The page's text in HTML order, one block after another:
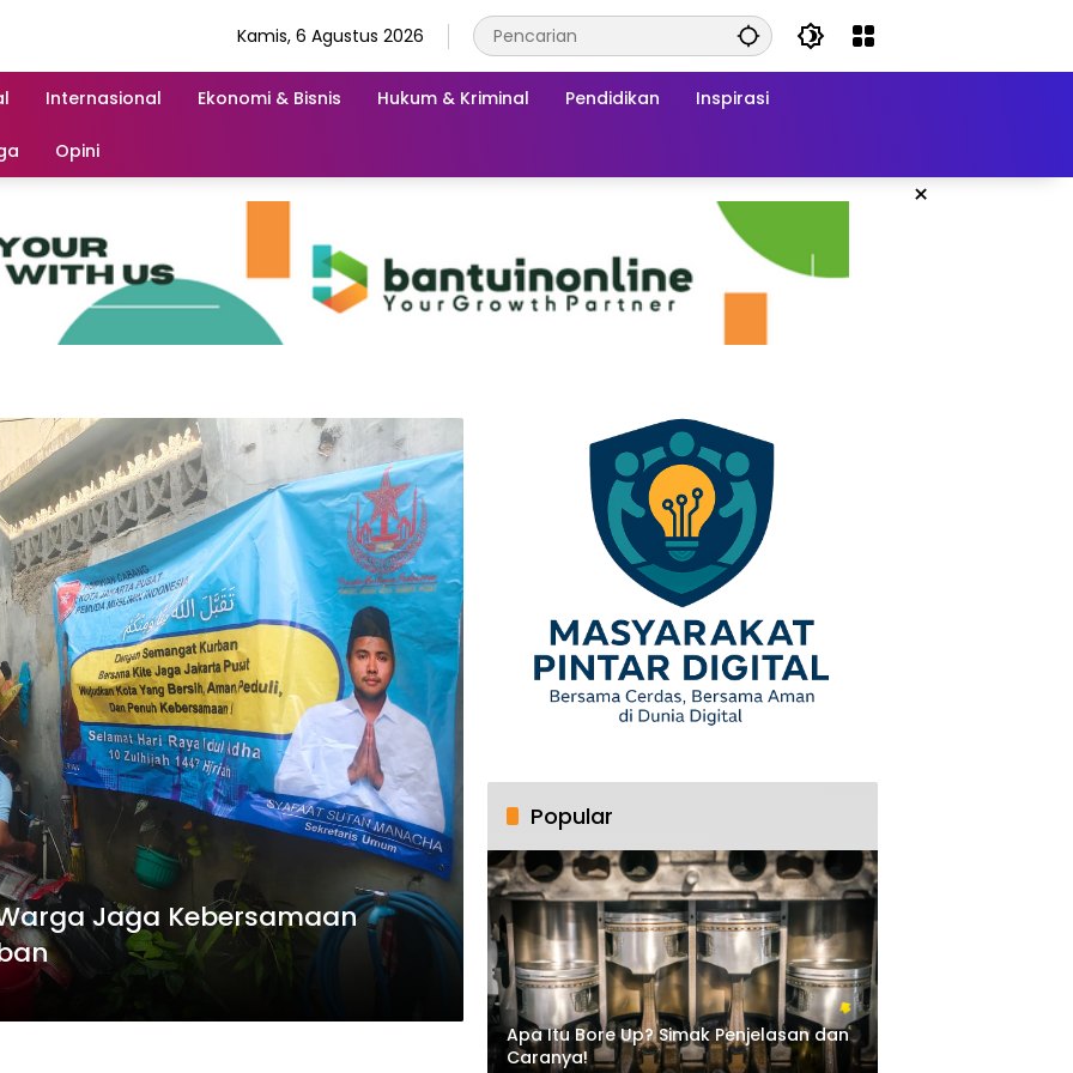
Kamis, 6 Agustus 2026
Internasional Ekonomi & Bisnis Hukum & Kriminal Pendidikan Inspirasi
Opini
×
Jaga Kebersamaan
Popular
Apa Itu Bore Up? Simak Penjelasan dan
Caranya!